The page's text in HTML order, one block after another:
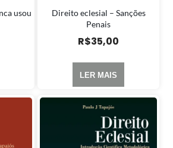
usou
Direito eclesial – Sanções
Penais
R$35,00
LER MAIS